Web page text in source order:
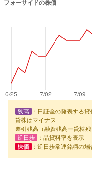
残高
：日証金の発表する
貸株はマイナス
差引残高（融資残高ー貸株
逆日歩
：品貸料率を表示
株価
：逆日歩常連銘柄の